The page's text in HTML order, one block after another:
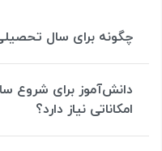
چگونه برای سال
دانش‌آموز برای شروع
امکاناتی نیاز دارد؟